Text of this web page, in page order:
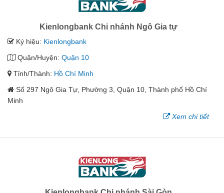
Kienlongbank Chi nhánh Ngô Gia tự
Ký hiệu: Kienlongbank
Quận/Huyện: Quận 10
Tỉnh/Thành: Hồ Chí Minh
Số 297 Ngô Gia Tự, Phường 3, Quận 10, Thành phố Hồ Chí
Minh
Xem chi tiết